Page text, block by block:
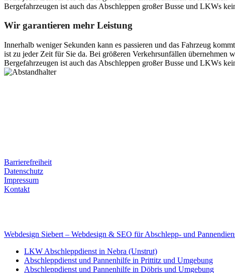
Bergefahrzeugen ist auch das Abschleppen großer Busse und LKWs
Wir garantieren mehr Leistung
Innerhalb weniger Sekunden kann es passieren und das Fahrzeug
ist zu jeder Zeit für Sie da. Bei größeren Verkehrsunfällen übernehmen
Bergefahrzeugen ist auch das Abschleppen großer Busse und LKWs
Barrierefreiheit
Datenschutz
Impressum
Kontakt
Webdesign Siebert – Webdesign & SEO für Abschlepp- und
LKW Abschleppdienst in Nebra (Unstrut)
Abschleppdienst und Pannenhilfe in Prittitz und Umgebung
Abschleppdienst und Pannenhilfe in Döbris und Umgebung